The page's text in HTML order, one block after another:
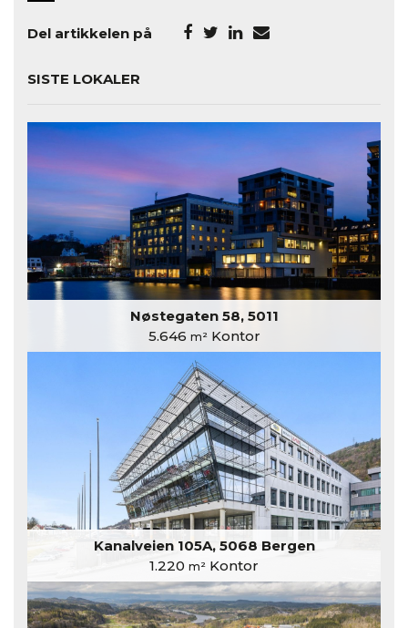
Del artikkelen på
SISTE LOKALER
Nøstegaten 58, 5011
5.646 m²Kontor
Kanalveien 105A, 5068 Bergen
1.220 m² Kontor